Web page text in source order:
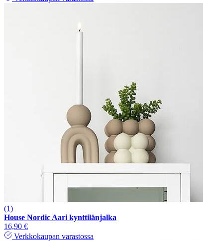
(1)
House Nordic Aari kynttilänjalka
16,90 €
Verkkokaupan varastossa